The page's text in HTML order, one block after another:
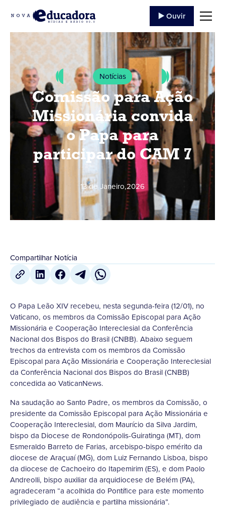
▶️ Ouvir
Notícias
Comissão para Ação
Missionária convida
o Papa para
participar do CAM 7
13 de Janeiro,2026
Compartilhar Notícia
O Papa Leão XIV recebeu, nesta segunda-feira (12/01), no
Vaticano, os membros da Comissão Episcopal para Ação
Missionária e Cooperação Intereclesial da Conferência
Nacional dos Bispos do Brasil (CNBB). Abaixo seguem
trechos da entrevista com os membros da Comissão
Episcopal para Ação Missionária e Cooperação Intereclesial
da Conferência Nacional dos Bispos do Brasil (CNBB)
concedida ao VaticanNews.
Na saudação ao Santo Padre, os membros da Comissão, o
presidente da Comissão Episcopal para Ação Missionária e
Cooperação Intereclesial, dom Maurício da Silva Jardim,
bispo da Diocese de Rondonópolis-Guiratinga (MT), dom
Esmeraldo Barreto de Farias, arcebispo-bispo emérito da
diocese de Araçuaí (MG), dom Luiz Fernando Lisboa, bispo
da diocese de Cachoeiro do Itapemirim (ES), e dom Paolo
Andreolli, bispo auxiliar da arquidiocese de Belém (PA),
agradeceram “a acolhida do Pontífice para este momento
privilegiado de audiência e partilha missionária”.